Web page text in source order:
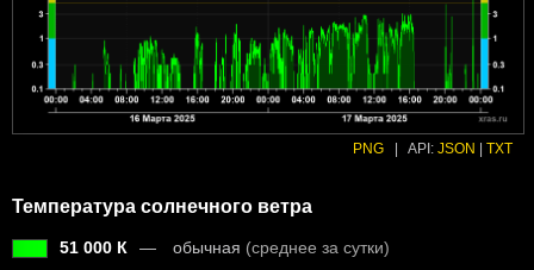
PNG | API: JSON | TXT
Температура солнечного ветра
51 000 К обычная (среднее за сутки)